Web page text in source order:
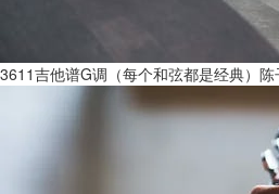
3611吉他谱G调（每个和弦都是经典）